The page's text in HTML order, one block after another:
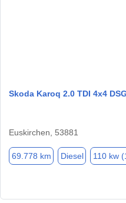
Skoda Karoq 2.0 TDI 4x4
Euskirchen, 53881
69.778 km Diesel 110 kw